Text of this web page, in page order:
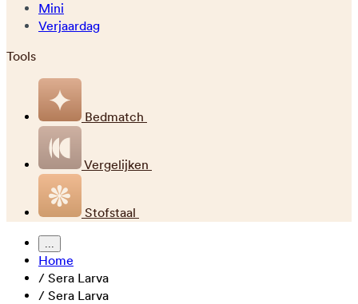
Mini
Verjaardag
Tools
Bedmatch
Vergelijken
Stofstaal
...
Home
/ Sera Larva
/ Sera Larva